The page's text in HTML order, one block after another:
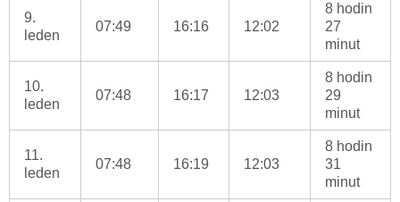
9.
leden
07:49 16:16 12:02
8 hodin
27
minut
10.
leden
07:48 16:17 12:03
8 hodin
29
minut
11.
leden
07:48 16:19 12:03
8 hodin
31
minut